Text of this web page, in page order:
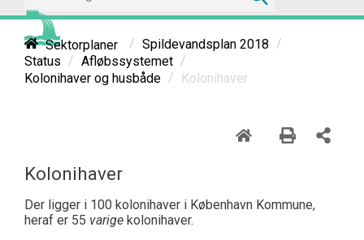
Sektorplaner / Spildevandsplan 2018 /
Status / Afløbssystemet /
Kolonihaver og husbåde / Kolonihaver
Kolonihaver
Der ligger i 100 kolonihaver i København Kommune,
heraf er 55 varige kolonihaver.